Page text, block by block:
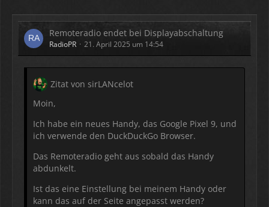
Remoteradio endet bei Displayabschaltung
RadioPR 21. April 2025 um 14:54
Zitat von sirLANcelot
Moin,
Ich habe ein neues Handy, das Google Pixel 9, und
ich verwende den DuckDuckGo Browser.
Das Remoteradio geht aus sobald das Handy
abdunkelt.
Ist das eine Einstellung bei meinem Handy oder
kann das auf der Seite angepasst werden?